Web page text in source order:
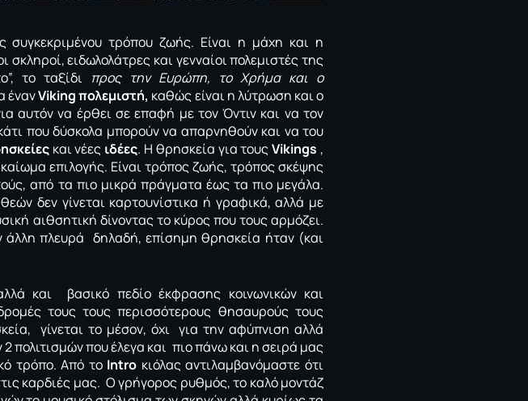
συγκεκριμένου τρόπου ζωής. Είναι η μάχη και η
ειδωλολάτρες και γενναίοι πολεμιστές της
το ταξίδι προς την Ευρώπη, το Χρήμα και ο
ένανViking πολεμιστή, καθώς είναι η λύτρωση και ο
αυτόν να έρθει σε επαφή με τον Όντιν και να τον
που δύσκολα μπορούν να απαρνηθούν και να του
και νέες ιδέες. Η θρησκεία για τουςVikings ,
επιλογής. Είναι τρόπος ζωής, τρόπος σκέψης
από τα πιο μικρά πράγματα έως τα πιο μεγάλα.
δεν γίνεται καρτουνίστικα ή γραφικά, αλλά με
αιθσητική δίνοντας το κύρος που τους αρμόζει.
πλευρά δηλαδή, επίσημη θρησκεία ήταν (και
και βασικό πεδίο έκφρασης κοινωνικών και
τους τους περισσότερους θησαυρούς τους
γίνεται το μέσον, όχι για την αφύπνιση αλλά
πολιτισμών που έλεγα και πιο πάνω και η σειρά μας
τρόπο. Από τοIntro κιόλας αντιλαμβανόμαστε ότι
καρδιές μας. Ο γρήγορος ρυθμός, το καλό μοντάζ